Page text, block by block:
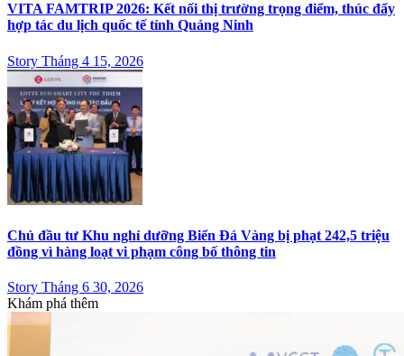
VITA FAMTRIP 2026: Kết nối thị trường trọng điểm, thúc đẩy
hợp tác du lịch quốc tế tỉnh Quảng Ninh
Story Tháng 4 15, 2026
Chủ đầu tư Khu nghỉ dưỡng Biển Đá Vàng bị phạt 242,5 triệu
đồng vì hàng loạt vi phạm công bố thông tin
Story Tháng 6 30, 2026
Khám phá thêm